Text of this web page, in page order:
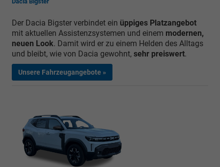
Der Dacia Bigster verbindet ein üppiges Platzangebot
mit aktuellen Assistenzsystemen und einem modernen,
neuen Look. Damit wird er zu einem Helden des Alltags
und bleibt, wie von Dacia gewohnt, sehr preiswert.
Unsere Fahrzeugangebote »